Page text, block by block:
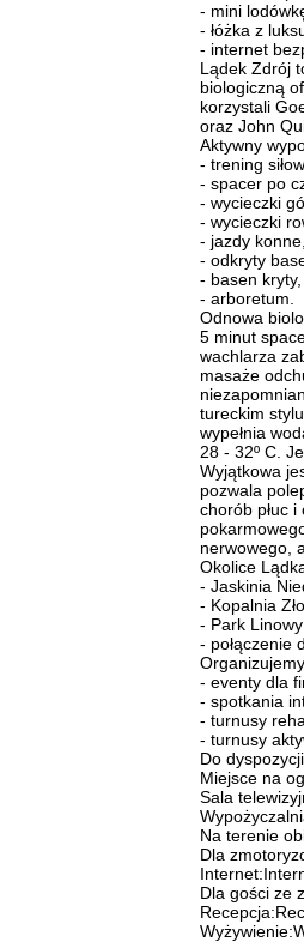
- mini
- łóżka z
- internet
Lądek Zdrój
biologiczną
korzystali
oraz John
Aktywny
- trening
- spacer po
- wycieczki
- wycieczki
- jazdy
- odkryty
- basen kryty,
- arboretum.
Odnowa
5 minut
wachlarza
masaże
tureckim
wypełnia
28 - 32º C.
Wyjątkowa
pozwala
chorób płuc
nerwowego,
Okolice
- Jaskinia
- Kopalnia
- Park
- połączenie
- eventy dla
- spotkania
- turnusy
- turnusy
Do
Miejsce na
Sala
Na terenie
Dla
Dla gości ze